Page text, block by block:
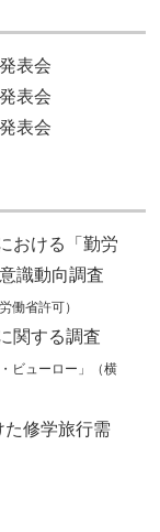
表会
表会
表会
おける「勤労
識動向調査
働省許可）
関する調査
ビューロー」（横
修学旅行需